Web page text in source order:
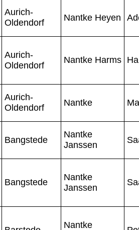
Aurich-
Oldendorf
Nantke Heyen
Aurich-
Oldendorf
Nantke Harms
Aurich-
Oldendorf
Nantke
Bangstede
Nantke
Janssen
Bangstede
Nantke
Janssen
Nantke